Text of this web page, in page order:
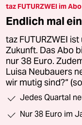
taz FUTURZWEI im
Endlich mal
taz FUTURZWEI
Zukunft. Das Abo
nur 38 Euro.
Luisa Neubauers
wir mutig sind?“
Jedes Quartal
Nur 38 Euro im